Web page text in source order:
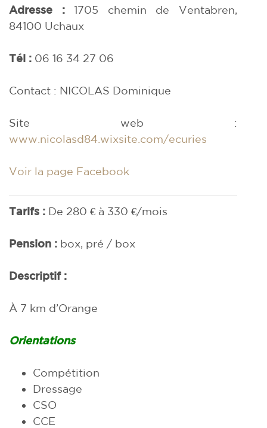
Adresse :1705 chemin de Ventabren,
84100 Uchaux
Tél : 06 16 34 27 06
Contact : NICOLAS Dominique
Site web :
www.nicolasd84.wixsite.com/ecuries
Voir la page Facebook
Tarifs : De 280 € à 330 €/mois
Pension : box, pré / box
Descriptif :
À 7 km d’Orange
Orientations
Compétition
Dressage
CSO
CCE